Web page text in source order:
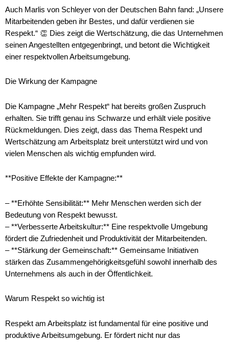
Auch Marlis von Schleyer von der Deutschen Bahn fand: „Unsere
Mitarbeitenden geben ihr Bestes, und dafür verdienen sie
Respekt.“ 👏 Dies zeigt die Wertschätzung, die das Unternehmen
seinen Angestellten entgegenbringt, und betont die Wichtigkeit
einer respektvollen Arbeitsumgebung.
Die Wirkung der Kampagne
Die Kampagne „Mehr Respekt“ hat bereits großen Zuspruch
erhalten. Sie trifft genau ins Schwarze und erhält viele positive
Rückmeldungen. Dies zeigt, dass das Thema Respekt und
Wertschätzung am Arbeitsplatz breit unterstützt wird und von
vielen Menschen als wichtig empfunden wird.
**Positive Effekte der Kampagne:**
– **Erhöhte Sensibilität:** Mehr Menschen werden sich der
Bedeutung von Respekt bewusst.
– **Verbesserte Arbeitskultur:** Eine respektvolle Umgebung
fördert die Zufriedenheit und Produktivität der Mitarbeitenden.
– **Stärkung der Gemeinschaft:** Gemeinsame Initiativen
stärken das Zusammengehörigkeitsgefühl sowohl innerhalb des
Unternehmens als auch in der Öffentlichkeit.
Warum Respekt so wichtig ist
Respekt am Arbeitsplatz ist fundamental für eine positive und
produktive Arbeitsumgebung. Er fördert nicht nur das